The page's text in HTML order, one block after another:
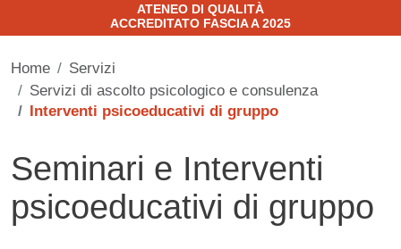
ATENEO DI QUALITÀ
ACCREDITATO FASCIA A 2025
Home
Servizi
Servizi di ascolto psicologico e consulenza
Interventi psicoeducativi di gruppo
Seminari e Interventi
psicoeducativi di gruppo